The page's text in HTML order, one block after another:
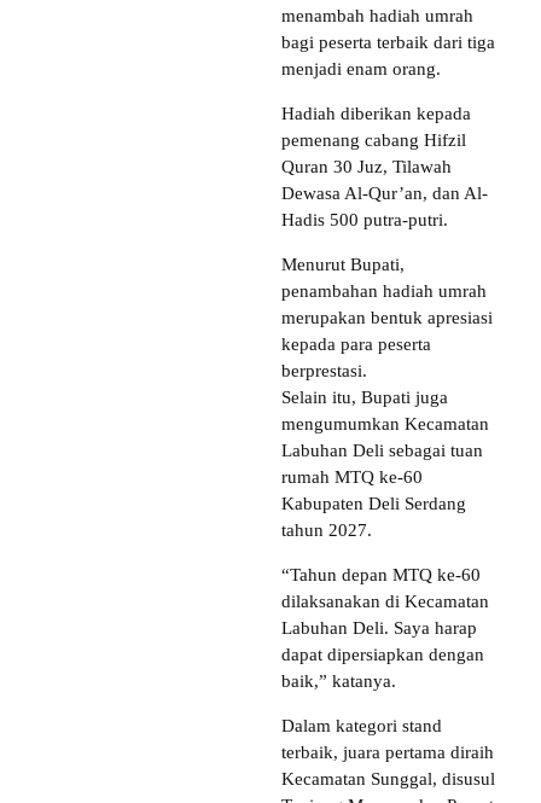
menambah hadiah umrah
bagi peserta terbaik dari tiga
menjadi enam orang.
Hadiah diberikan kepada
pemenang cabang Hifzil
Quran 30 Juz, Tilawah
Dewasa Al-Qur’an, dan Al-
Hadis 500 putra-putri.
Menurut Bupati,
penambahan hadiah umrah
merupakan bentuk apresiasi
kepada para peserta
berprestasi.
Selain itu, Bupati juga
mengumumkan Kecamatan
Labuhan Deli sebagai tuan
rumah MTQ ke-60
Kabupaten Deli Serdang
tahun 2027.
“Tahun depan MTQ ke-60
dilaksanakan di Kecamatan
Labuhan Deli. Saya harap
dapat dipersiapkan dengan
baik,” katanya.
Dalam kategori stand
terbaik, juara pertama diraih
Kecamatan Sunggal, disusul